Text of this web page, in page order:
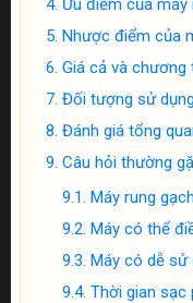
Ưu điểm của máy
Nhược điểm của
Giá cả và chương
Đối tượng sử
Đánh giá tổng
Câu hỏi thường
Máy rung
Máy có thể
Máy có dễ sử
Thời gian sạc